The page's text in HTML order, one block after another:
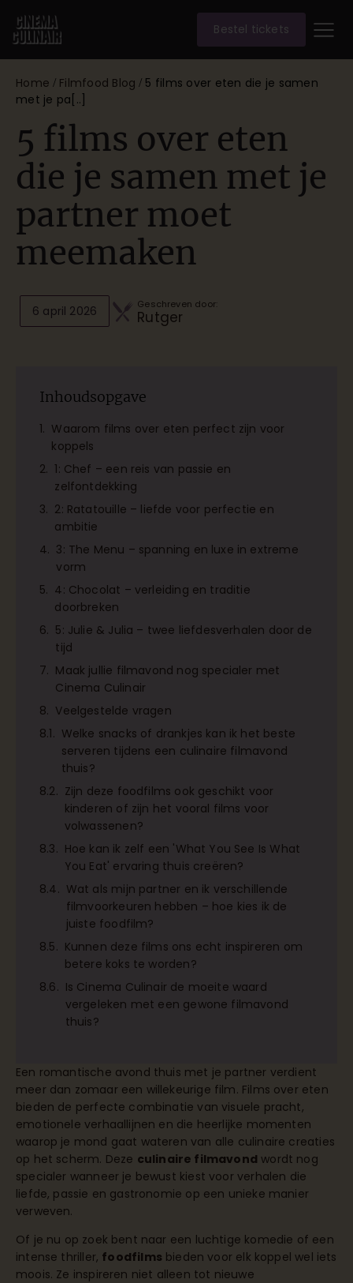
Bestel tickets
Home / Filmfood Blog / 5 films over eten die je samen
met je pa[..]
5 films over eten
die je samen met je
partner moet
meemaken
6 april 2026 Geschreven door:
Rutger
Een romantische avond thuis met je partner verdient
meer dan zomaar een willekeurige film. Films over eten
bieden de perfecte combinatie van visuele pracht,
emotionele verhaallijnen en die heerlijke momenten
waarop je mond gaat wateren van alle culinaire creaties
op het scherm. Deze culinaire filmavond wordt nog
specialer wanneer je bewust kiest voor verhalen die
liefde, passie en gastronomie op een unieke manier
verweven.
Of je nu op zoek bent naar een luchtige komedie of een
intense thriller, foodfilms bieden voor elk koppel wel iets
moois. Ze inspireren niet alleen tot nieuwe
Inhoudsopgave
Waarom films over eten perfect zijn voor
koppels
1: Chef – een reis van passie en
zelfontdekking
2: Ratatouille – liefde voor perfectie en
ambitie
3: The Menu – spanning en luxe in extreme
vorm
4: Chocolat – verleiding en traditie
doorbreken
5: Julie & Julia – twee liefdesverhalen door de
tijd
Maak jullie filmavond nog specialer met
Cinema Culinair
Veelgestelde vragen
Welke snacks of drankjes kan ik het beste
serveren tijdens een culinaire filmavond
thuis?
Zijn deze foodfilms ook geschikt voor
kinderen of zijn het vooral films voor
volwassenen?
Hoe kan ik zelf een 'What You See Is What
You Eat' ervaring thuis creëren?
Wat als mijn partner en ik verschillende
filmvoorkeuren hebben – hoe kies ik de
juiste foodfilm?
Kunnen deze films ons echt inspireren om
betere koks te worden?
Is Cinema Culinair de moeite waard
vergeleken met een gewone filmavond
thuis?